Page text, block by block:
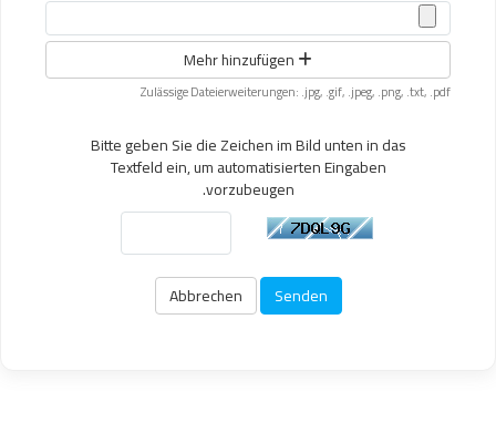
Zulässige Dateierweiterungen: .jpg, .gif, .jpeg, .png, .txt, .pdf
Bitte geben Sie die Zeichen im Bild unten in das
Textfeld ein, um automatisierten Eingaben
vorzubeugen.
Abbrechen